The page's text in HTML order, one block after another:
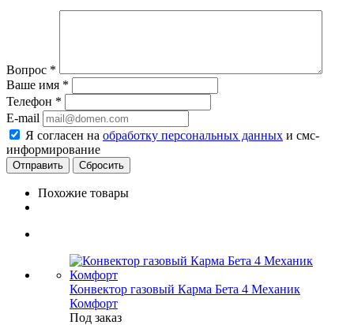
Вопрос *
Ваше имя *
Телефон *
E-mail
Я согласен на обработку персональных данных и смс-
информирование
Сбросить
Похожие товары
Конвектор газовый Карма Бета 4 Механик
Комфорт
Под заказ